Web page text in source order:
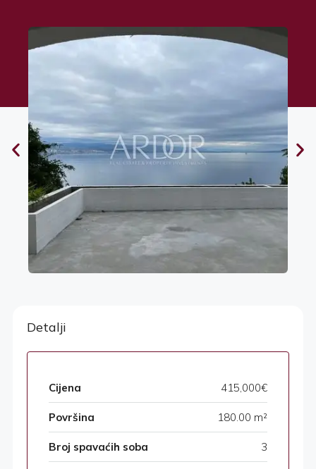
Detalji
Cijena 415,000€
Površina 180.00 m²
Broj spavaćih soba 3